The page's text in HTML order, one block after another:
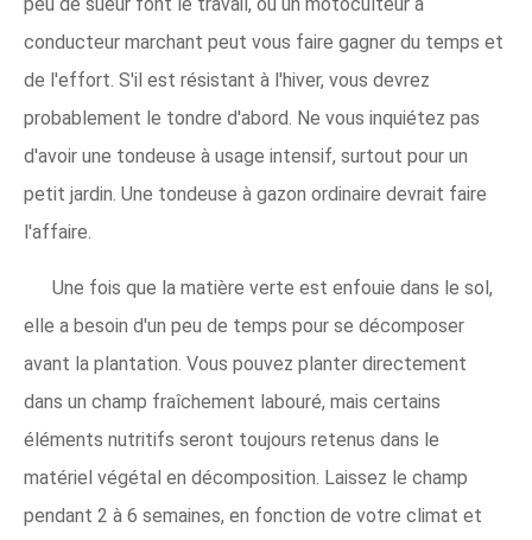
conducteur marchant peut vous faire gagner du temps et
de l'effort. S'il est résistant à l'hiver, vous devrez
probablement le tondre d'abord. Ne vous inquiétez pas
d'avoir une tondeuse à usage intensif, surtout pour un
petit jardin. Une tondeuse à gazon ordinaire devrait faire
l'affaire.
Une fois que la matière verte est enfouie dans le sol,
elle a besoin d'un peu de temps pour se décomposer
avant la plantation. Vous pouvez planter directement
dans un champ fraîchement labouré, mais certains
éléments nutritifs seront toujours retenus dans le
matériel végétal en décomposition. Laissez le champ
pendant 2 à 6 semaines, en fonction de votre climat et